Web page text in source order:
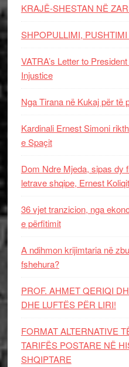
KRAJË-SHESTAN NË
SHPOPULLIMI,
VATRA’s Letter to
Injustice
Nga Tirana në Kukaj për të
Kardinali Ernest Simoni
e Spaçit
Dom Ndre Mjeda, sipas dy
letrave shqipe, Ernest
36 vjet tranzicion, nga
e përfitimit
A ndihmon krijimtaria në
fshehura?
PROF. AHMET QERIQI
DHE LUFTЁS PЁR LIRI!
FORMAT ALTERNATIVE
TARIFËS POSTARE NË
SHQIPTARE